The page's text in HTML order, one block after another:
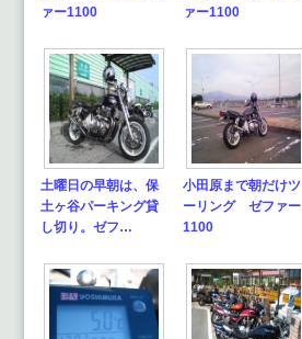
ァー1100
ァー1100
土曜日の早朝は、保
土ヶ谷パーキング貸
し切り。ゼフ…
小田原まで朝だけツ
ーリング ゼファー
1100